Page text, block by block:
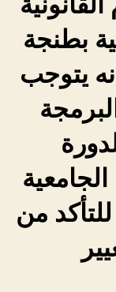
بطنجة
يتوجب
للتأكد من